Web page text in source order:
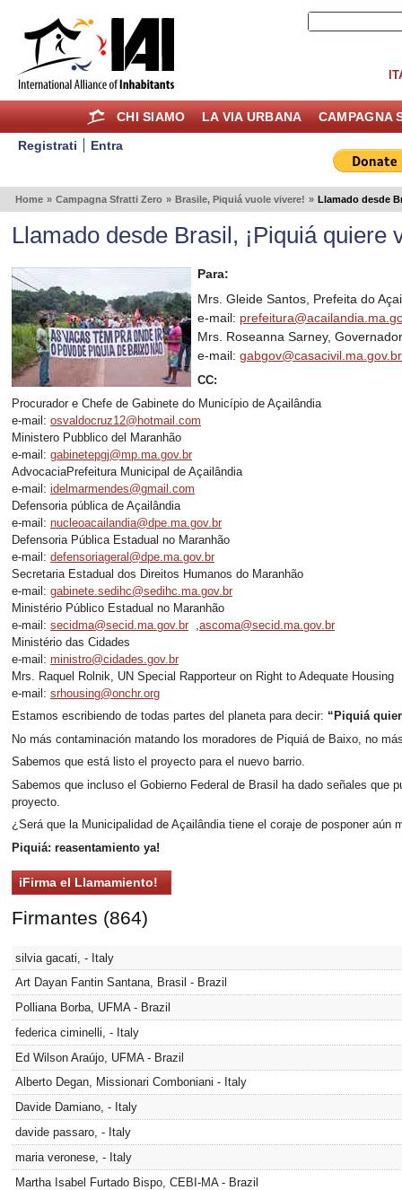
CHI SIAMO LA VIA URBANA CAMPAGNA
Registrati Entra
Home » Campagna Sfratti Zero » Brasile, Piquiá vuole vivere! » Llamado desde
Llamado desde Brasil, ¡Piquiá quiere
Para:
Mrs. Gleide Santos, Prefeita do
e-mail:
Mrs. Roseanna Sarney,
e-mail:gabgov@casacivil.ma.gov.br
CC:
Procurador e Chefe de Gabinete do Município de Açailândia
e-mail: osvaldocruz12@hotmail.com
Ministero Pubblico del Maranhão
e-mail: gabinetepgj@mp.ma.gov.br
AdvocaciaPrefeitura Municipal de Açailândia
e-mail: idelmarmendes@gmail.com
Defensoria pública de Açailândia
e-mail: nucleoacailandia@dpe.ma.gov.br
Defensoria Pública Estadual no Maranhão
e-mail: defensoriageral@dpe.ma.gov.br
Secretaria Estadual dos Direitos Humanos do Maranhão
e-mail: gabinete.sedihc@sedihc.ma.gov.br
Ministério Público Estadual no Maranhão
e-mail: secidma@secid.ma.gov.br
ascoma@secid.ma.gov.br
Ministério das Cidades
e-mail: ministro@cidades.gov.br
Mrs. Raquel Rolnik, UN Special Rapporteur on Right to Adequate Housing
e-mail: srhousing@onchr.org
Estamos escribiendo de todas partes del planeta para decir: “Piquiá
No más contaminación matando los moradores de Piquiá de Baixo, no
Sabemos que está listo el proyecto para el nuevo barrio.
Sabemos que incluso el Gobierno Federal de Brasil ha dado señales que
proyecto.
¿Será que la Municipalidad de Açailândia tiene el coraje de posponer aún
Piquiá: reasentamiento ya!
Firmantes (864)
silvia gacati, - Italy
Art Dayan Fantin Santana, Brasil - Brazil
Polliana Borba, UFMA - Brazil
federica ciminelli, - Italy
Ed Wilson Araújo, UFMA - Brazil
Alberto Degan, Missionari Comboniani - Italy
Davide Damiano, - Italy
davide passaro, - Italy
maria veronese, - Italy
Martha Isabel Furtado Bispo, CEBI-MA - Brazil